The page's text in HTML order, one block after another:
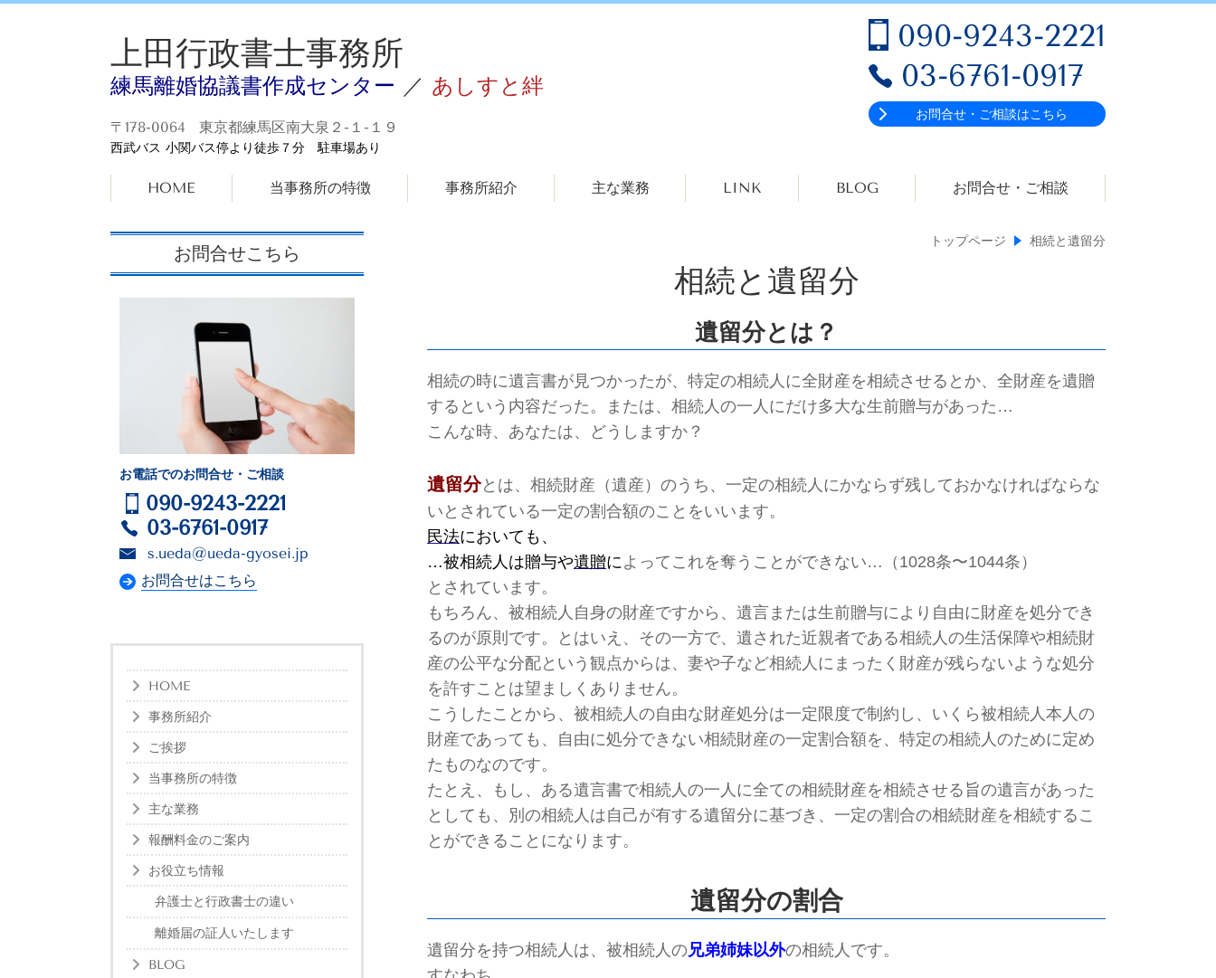
上田行政書士事務所
練馬離婚協議書作成センター ／ あしすと絆
〒178-0064 東京都練馬区南大泉２-１-１９
西武バス 小関バス停より徒歩７分 駐車場あり
090-9243-2221
03-6761-0917
お問合せ・ご相談はこちら
HOME 当事務所の特徴 事務所紹介 主な業務 LINK BLOG お問合せ・ご相談
トップページ 相続と遺留分
相続と遺留分
遺留分とは？
相続の時に遺言書が見つかったが、特定の相続人に全財産を相続させるとか、 全財産を遺贈
するとい う内容だった。
または、相続人の一人にだけ多大な生前贈与があった…
こんな時、あなたは、どうしますか？
遺留分とは、 相続財産（遺産）のうち、一定の相続人にかならず残しておかなければならな
いと されている一定の割合額のことをいいます。
民法においても、
…被相続人は贈与や遺贈に よってこれを奪うことができない…（1028条〜1044条）
とされています。
もちろん、被相続人自身の財産ですから、 遺言または生前贈与により自由に財産を処分でき
るのが原則です。
とはいえ、その一方で、 遺された近親者である相続人の生活保障や相続財
産の公平な分配という観点からは、 妻や子など相続人にまったく財産が残らないような処分
を許すことは望ましくありません。
こうしたことから、被相続人の自由な財産処分は一定限度で制約し、 いくら被相続人本人の
財産であっても、自由に処分できない相続財産の一定割合額を、 特定の相続人のために定め
たものなのです。
たとえ、もし、ある遺言書で相続人の一人に全ての相続財産を相続させる旨の遺言があった
としても、 別の相続人は自己が有する遺留分に基づき、 一定の割合の相続財産を相続するこ
とができることになります。
遺留分の割合
遺留分を持つ相続人は、被相続人の兄弟姉妹以外の相続人です。
お問合せこちら
お電話でのお問合せ・ご相談
090-9243-2221
03-6761-0917
s.ueda@ueda-gyosei.jp
お問合せはこちら
HOME
事務所紹介
ご挨拶
当事務所の特徴
主な業務
報酬料金のご案内
お役立ち情報
弁護士と行政書士の違い
離婚届の証人いたします
BLOG